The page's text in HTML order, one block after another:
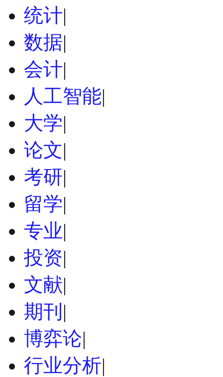
统计|
数据|
会计|
人工智能|
大学|
论文|
考研|
留学|
专业|
投资|
文献|
期刊 |
博弈论|
行业分析|